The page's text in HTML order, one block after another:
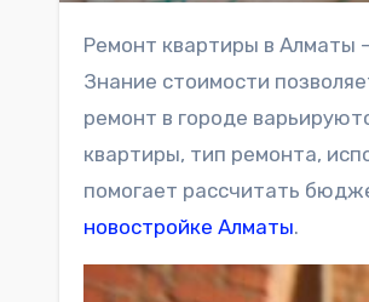
Ремонт квартиры в Алматы — важный этап, который требует тщательного планирования бюджета.
Знание стоимости
ремонт в городе
квартиры, тип ремонта,
помогает рассчитать
новостройке Алматы.